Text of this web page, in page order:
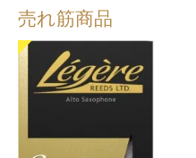
売れ筋商品